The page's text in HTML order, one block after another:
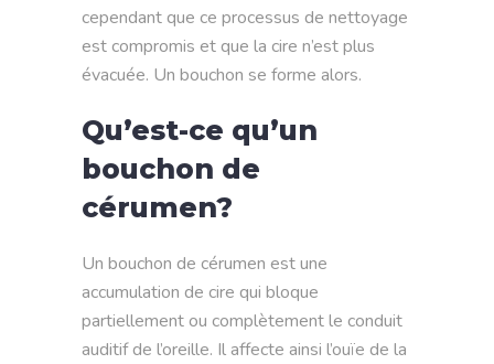
cependant que ce processus de nettoyage
est compromis et que la cire n’est plus
évacuée. Un bouchon se forme alors.
Qu’est-ce qu’un
bouchon de
cérumen?
Un bouchon de cérumen est une
accumulation de cire qui bloque
partiellement ou complètement le conduit
auditif de l’oreille. Il affecte ainsi l’ouïe de la